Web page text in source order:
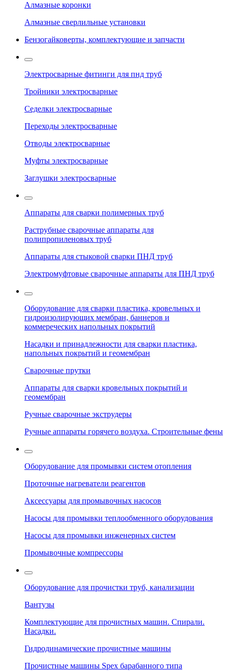
Алмазные коронки
Алмазные сверлильные установки
Бензогайковерты, комплектующие и запчасти
Электросварные фитинги для пнд труб
Тройники электросварные
Седелки электросварные
Переходы электросварные
Отводы электросварные
Муфты электросварные
Заглушки электросварные
Аппараты для сварки полимерных труб
Раструбные сварочные аппараты для
полипропиленовых труб
Аппараты для стыковой сварки ПНД труб
Электромуфтовые сварочные аппараты для ПНД труб
Оборудование для сварки пластика, кровельных и
гидроизолирующих мембран, баннеров и
коммереческих напольных покрытий
Насадки и принадлежности для сварки пластика,
напольных покрытий и геомембран
Сварочные прутки
Аппараты для сварки кровельных покрытий и
геомембран
Ручные сварочные экструдеры
Ручные аппараты горячего воздуха. Строительные фены
Оборудование для промывки систем отопления
Проточные нагреватели реагентов
Аксессуары для промывочных насосов
Насосы для промывки теплообменного оборудования
Насосы для промывки инженерных систем
Промывочные компрессоры
Оборудование для прочистки труб, канализации
Вантузы
Комплектующие для прочистных машин. Спирали.
Насадки.
Гидродинамические прочистные машины
Прочистные машины Spex барабанного типа